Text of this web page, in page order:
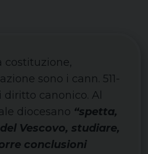
costituzione,
sono i cann. 511-
diritto canonico. Al
diocesano “spetta,
Vescovo, studiare,
conclusioni